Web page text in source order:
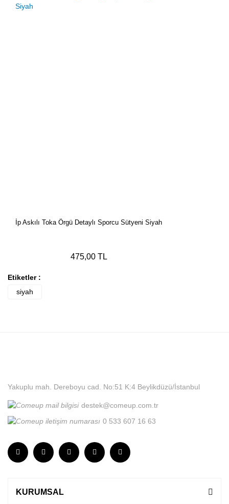
İp Askılı Toka Örgü Detaylı Sporcu Sütyeni Siyah
475,00 TL
Etiketler :
siyah
Yakuplu mah. Dereboyu cad. No:51 K:4 Beylikdüzü/İstanbul
destek@comeup.com.tr
0 533 607 16 63
KURUMSAL